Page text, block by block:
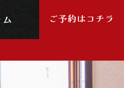
ご予約はコチラ